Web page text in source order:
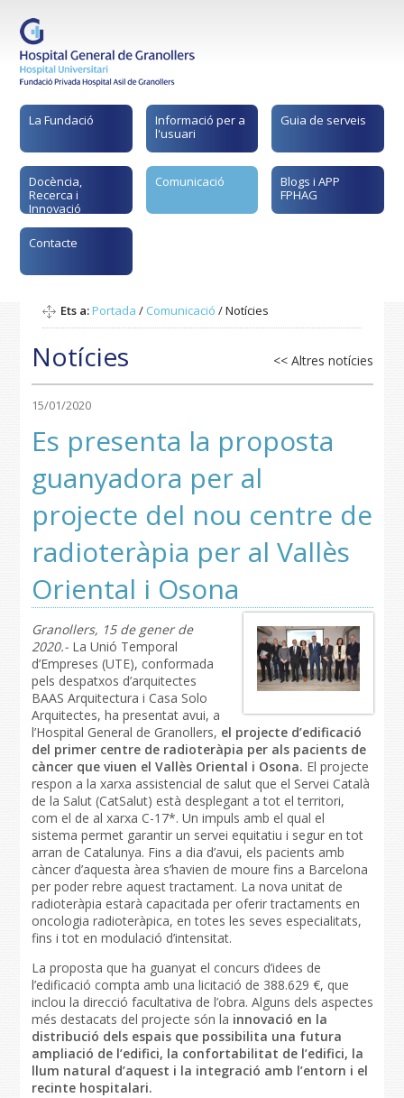
La Fundació
Informació per a
l'usuari
Guia de serveis
Docència,
Recerca i
Innovació
Comunicació
Blogs i APP
FPHAG
Contacte
Ets a:Portada / Comunicació /Notícies
Notícies << Altres notícies
15/01/2020
Es presenta la proposta
guanyadora per al
projecte del nou centre de
radioteràpia per al Vallès
Oriental i Osona
Granollers, 15 de gener de
2020.-La Unió Temporal
d’Empreses (UTE), conformada
pels despatxos d’arquitectes
BAAS Arquitectura i Casa Solo
Arquitectes, ha presentat avui, a
l’Hospital General de Granollers, el projecte d’edificació
del primer centre de radioteràpia per als pacients de
càncer que viuen el Vallès Oriental i Osona. El projecte
respon a la xarxa assistencial de salut que el Servei Català
de la Salut (CatSalut) està desplegant a tot el territori,
com el de al xarxa C-17*. Un impuls amb el qual el
sistema permet garantir un servei equitatiu i segur en tot
arran de Catalunya. Fins a dia d’avui, els pacients amb
càncer d’aquesta àrea s’havien de moure fins a Barcelona
per poder rebre aquest tractament. La nova unitat de
radioteràpia estarà capacitada per oferir tractaments en
oncologia radioteràpica, en totes les seves especialitats,
fins i tot en modulació d’intensitat.
La proposta que ha guanyat el concurs d’idees de
l’edificació compta amb una licitació de 388.629 €, que
inclou la direcció facultativa de l’obra. Alguns dels aspectes
més destacats del projecte són la innovació en la
distribució dels espais que possibilita una futura
ampliació de l’edifici, la confortabilitat de l’edifici, la
llum natural d’aquest i la integració amb l’entorn i el
recinte hospitalari.